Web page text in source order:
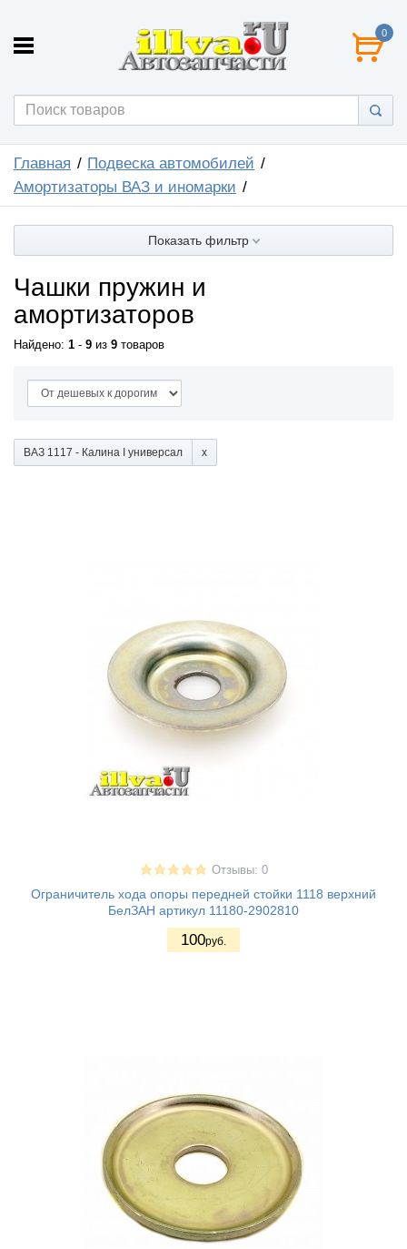
0
Главная
Подвеска автомобилей
Амортизаторы ВАЗ и иномарки
Показать фильтр
Чашки пружин и
амортизаторов
Найдено: 1 - 9 из 9 товаров
ВАЗ 1117 - Калина I универсал
Отзывы: 0
Ограничитель хода опоры передней стойки 1118 верхний
БелЗАН артикул 11180-2902810
100руб.